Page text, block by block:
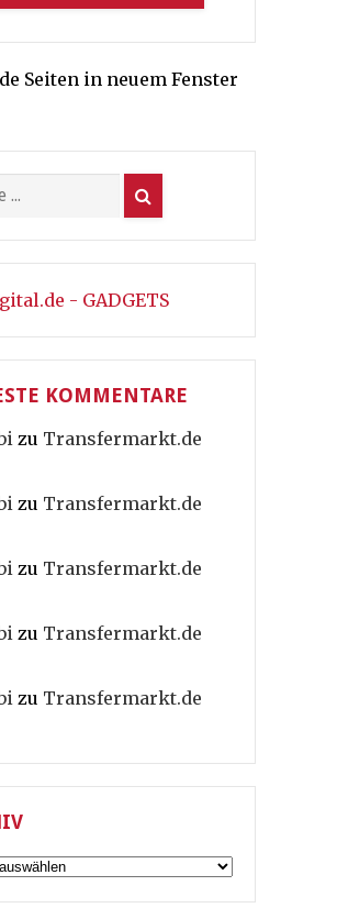
Seiten in neuem Fenster
- GADGETS
KOMMENTARE
zu Transfermarkt.de
zu Transfermarkt.de
zu Transfermarkt.de
zu Transfermarkt.de
zu Transfermarkt.de